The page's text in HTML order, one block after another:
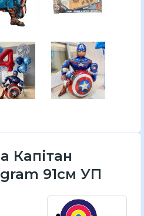
Капітан
91см УП